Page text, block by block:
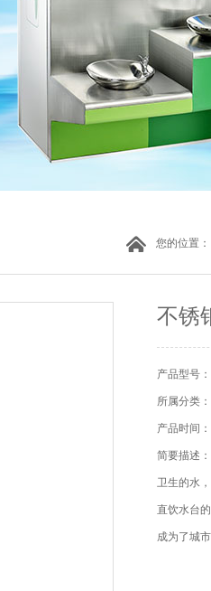
您的位置：
不锈
产品型号
所属分类
产品时间
简要描述
卫生的水
直饮水台
成为了城